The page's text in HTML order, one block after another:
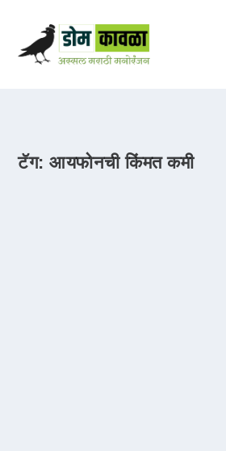
टॅग:आयफोनची किंमत कमी